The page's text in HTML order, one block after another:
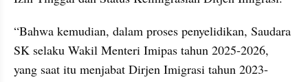
“Bahwa kemudian, dalam proses penyelidikan, Saudara
SK selaku Wakil Menteri Imipas tahun 2025-2026,
yang saat itu menjabat Dirjen Imigrasi tahun 2023-